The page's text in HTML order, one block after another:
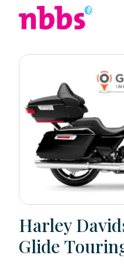
Harley
Glide